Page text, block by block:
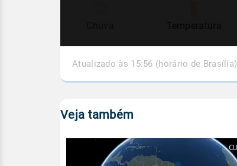
Atualizado às 15:56 (horário de Brasília)
Veja também